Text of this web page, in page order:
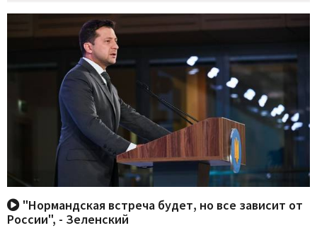
"Нормандская встреча будет, но все зависит от
России", - Зеленский